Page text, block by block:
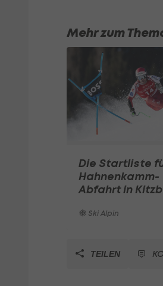
Mehr zum
Die Startliste
Hahnenkamm-
Abfahrt in
Ski Alpin
TEILEN